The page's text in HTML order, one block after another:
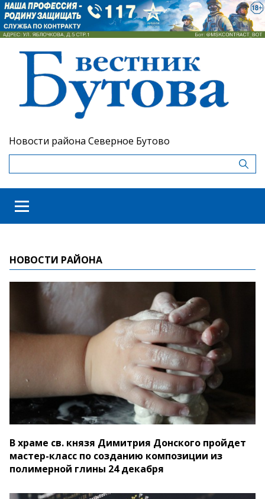
Новости района Северное Бутово
НОВОСТИ РАЙОНА
В храме св. князя Димитрия Донского пройдет
мастер-класс по созданию композиции из
полимерной глины 24 декабря